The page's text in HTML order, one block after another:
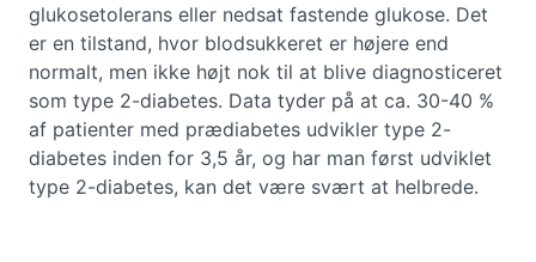
glukosetolerans eller nedsat fastende glukose. Det
er en tilstand, hvor blodsukkeret er højere end
normalt, men ikke højt nok til at blive diagnosticeret
som type 2-diabetes. Data tyder på at ca. 30-40 %
af patienter med prædiabetes udvikler type 2-
diabetes inden for 3,5 år, og har man først udviklet
type 2-diabetes, kan det være svært at helbrede.